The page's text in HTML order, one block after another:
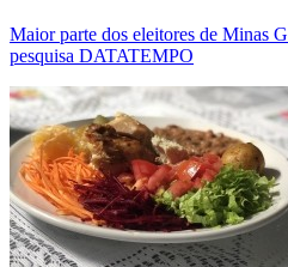
Maior parte dos eleitores de Minas
pesquisa DATATEMPO